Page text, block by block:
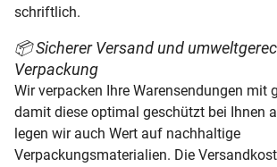
schriftlich.
📦 Sicherer Versand und
Verpackung
Wir verpacken Ihre Warensendungen mit
damit diese optimal geschützt bei Ihnen
legen wir auch Wert auf nachhaltige
Verpackungsmaterialien. Die